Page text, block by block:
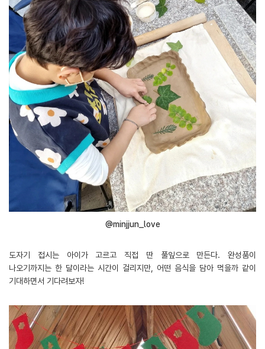
@minjjun_love
도자기 접시는 아이가 고르고 직접 딴 풀잎으로 만든다. 완성품이
나오기까지는 한 달이라는 시간이 걸리지만, 어떤 음식을 담아 먹을까 같이
기대하면서 기다려보자!